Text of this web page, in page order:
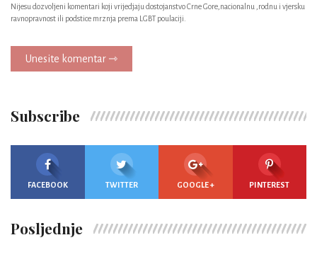
Nijesu dozvoljeni komentari koji vrijedjaju dostojanstvo Crne Gore,nacionalnu ,rodnu i vjersku
ravnopravnost ili podstice mrznja prema LGBT poulaciji.
Unesite komentar ⇾
Subscribe
FACEBOOK TWITTER GOOGLE + PINTEREST
Posljednje